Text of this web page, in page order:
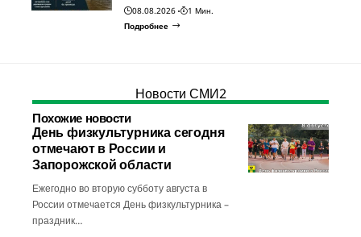
08.08.2026
1 Мин.
Подробнее
Новости СМИ2
Похожие новости
День физкультурника сегодня
отмечают в России и
Запорожской области
Ежегодно во вторую субботу августа в
России отмечается День физкультурника –
праздник…